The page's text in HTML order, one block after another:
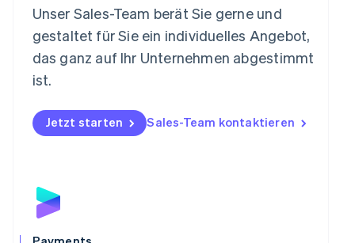
Unser Sales-Team berät Sie gerne und
gestaltet für Sie ein individuelles Angebot,
das ganz auf Ihr Unternehmen abgestimmt
ist.
Jetzt starten Sales-Team kontaktieren
Niederlande
Norwegen
English
Polen
English
Portugal
Schweden